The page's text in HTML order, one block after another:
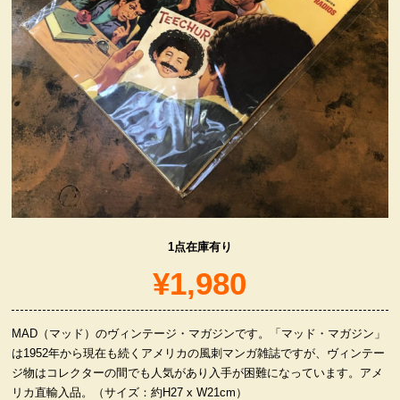
ファイヤーキング他
コカコーラ・グッズ
カンパニー・グッズ
キャラクター・グッズ
喫煙具
服飾小物雑貨
1点在庫有り
¥1,980
MAD（マッド）のヴィンテージ・マガジンです。「マッド・マガジン」
は1952年から現在も続くアメリカの風刺マンガ雑誌ですが、ヴィンテー
ジ物はコレクターの間でも人気があり入手が困難になっています。アメ
リカ直輸入品。（サイズ：約H27 x W21cm）